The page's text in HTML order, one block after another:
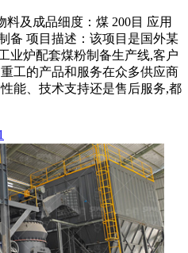
及成品细度：煤 200目 应用
备 项目描述：该项目是国外某
业炉配套煤粉制备生产线,客户
工的产品和服务在众多供应商
能、技术支持还是售后服务,都